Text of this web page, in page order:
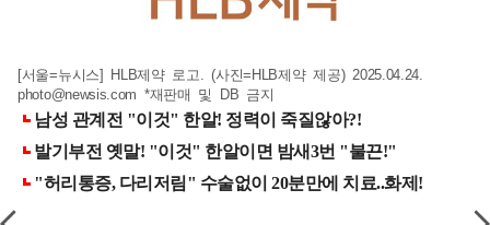
[서울=뉴시스] HLB제약 로고. (사진=HLB제약 제공) 2025.04.24.
photo@newsis.com *재판매 및 DB 금지